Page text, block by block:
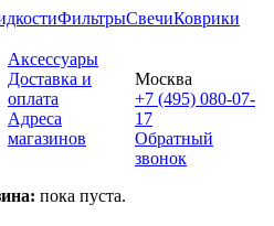
ФильтрыСвечиКоврики
Аксессуары
Доставка и
оплата
Адреса
магазинов
пока пуста.
Москва
+7 (495) 080-07-
17
Обратный
звонок